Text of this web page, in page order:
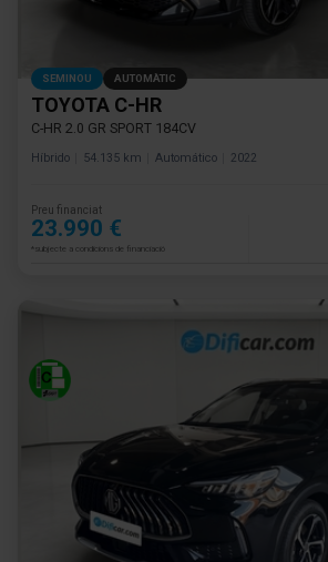
SEMINOU AUTOMÀTIC
TOYOTA C-HR
C-HR 2.0 GR SPORT 184CV
Híbrido 54.135 km Automático 2022
Preu financiat
23.990 €
*subjecte a condicions de financiació